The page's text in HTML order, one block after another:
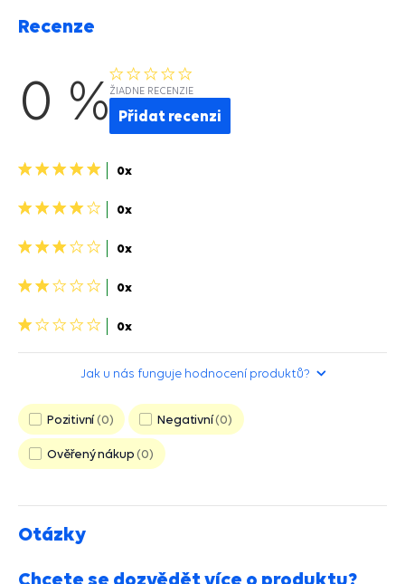
Recenze
0 % ŽIADNE RECENZIE
Přidat recenzi
5
0x
4
0x
3
0x
2
0x
1
0x
Jak u nás funguje hodnocení produktů?
Pozitivní 0 Negativní 0
Ověřený nákup 0
Otázky
Chcete se dozvědět více o produktu?